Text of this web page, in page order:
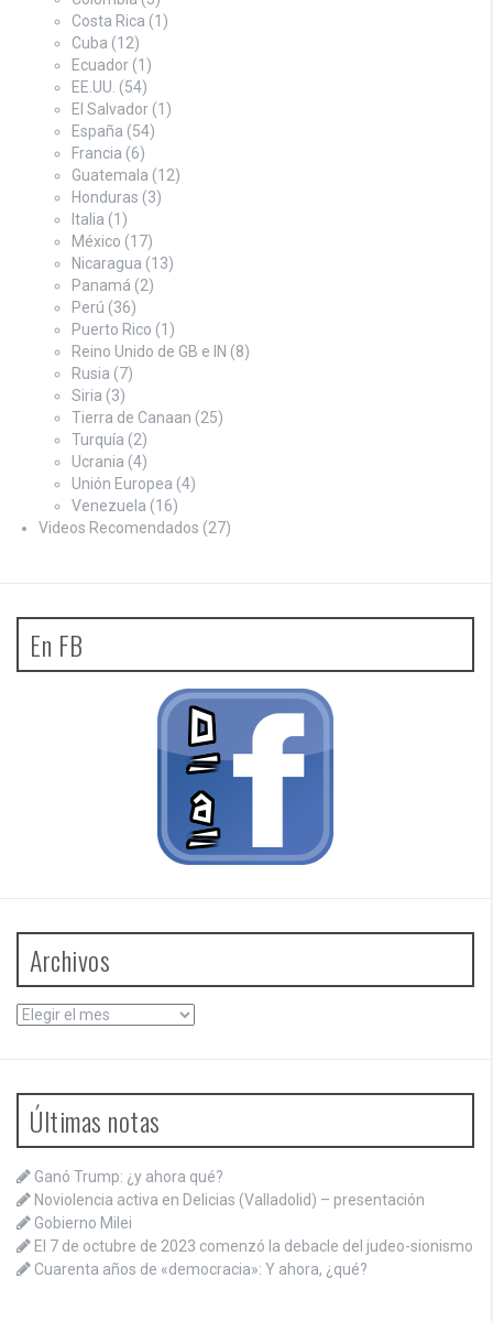
Costa Rica (1)
Cuba (12)
Ecuador (1)
EE.UU. (54)
El Salvador (1)
España (54)
Francia (6)
Guatemala (12)
Honduras (3)
Italia (1)
México (17)
Nicaragua (13)
Panamá (2)
Perú (36)
Puerto Rico (1)
Reino Unido de GB e IN (8)
Rusia (7)
Siria (3)
Tierra de Canaan (25)
Turquía (2)
Ucrania (4)
Unión Europea (4)
Venezuela (16)
Videos Recomendados (27)
En FB
Archivos
Archivos
Últimas notas
Ganó Trump: ¿y ahora qué?
Noviolencia activa en Delicias (Valladolid) – presentación
Gobierno Milei
El 7 de octubre de 2023 comenzó la debacle del judeo-sionismo
Cuarenta años de «democracia»: Y ahora, ¿qué?